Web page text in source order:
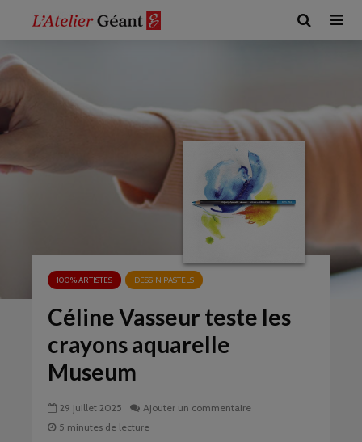
100% ARTISTES DESSIN PASTELS
Céline Vasseur teste les
crayons aquarelle
Museum
29 juillet 2025
Ajouter un commentaire
5 minutes de lecture